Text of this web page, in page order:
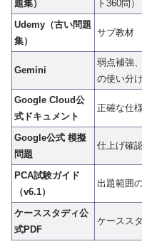
題集） ト360問）
Udemy（古い問題
集）
サブ教材
Gemini
弱点補強
の使い分
Google Cloud公
式ドキュメント
正確な仕
Google公式 模擬
問題
仕上げ確
PCA試験ガイド
（v6.1）
出題範囲
ケーススタディ公
式PDF
ケースス